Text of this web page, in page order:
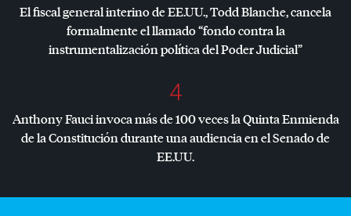
El fiscal general interino de EE.UU., Todd Blanche, cancela
formalmente el llamado “fondo contra la
instrumentalización política del Poder Judicial”
4
Anthony Fauci invoca más de 100 veces la Quinta Enmienda
de la Constitución durante una audiencia en el Senado de
EE.UU.